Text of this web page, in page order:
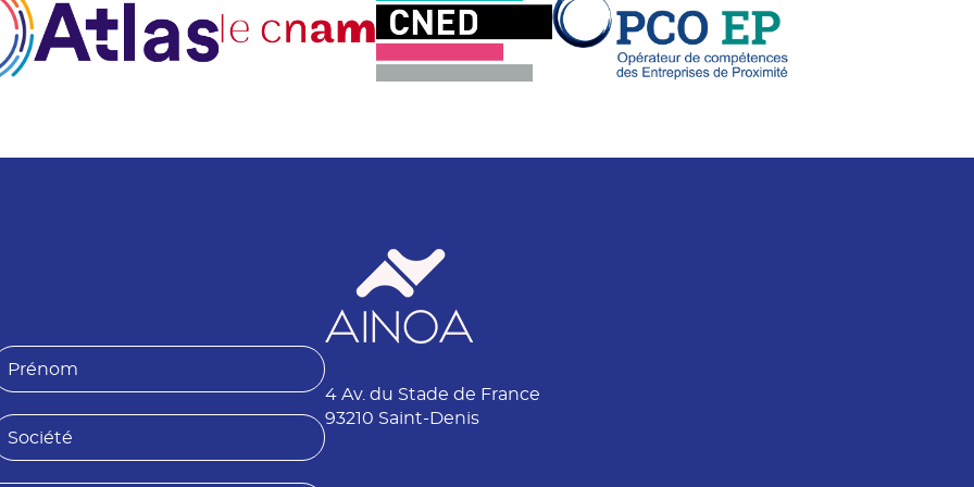
4 Av. du Stade de France
93210 Saint-Denis